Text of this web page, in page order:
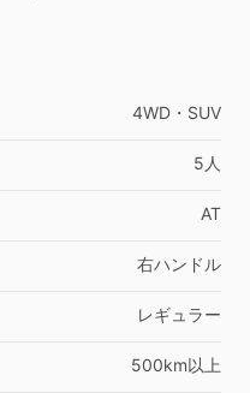
4WD・SUV
5人
AT
右ハンドル
レギュラー
500km以上